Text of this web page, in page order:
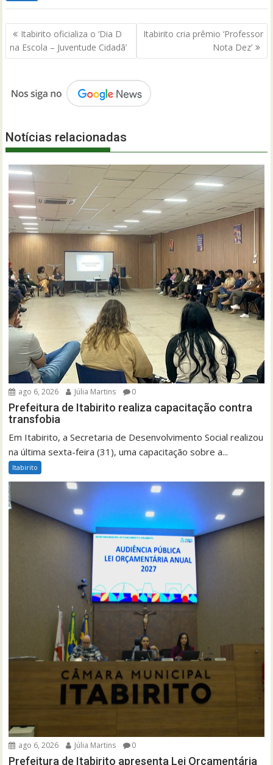
Navegação
de
Post
Itabirito oficializa o ‘Dia D
na Escola – Juventude Cidadã’
Itabirito cria prêmio ‘Professor
Nota Dez’
Notícias relacionadas
ago 6, 2026 Júlia Martins 0
Prefeitura de Itabirito realiza capacitação contra
transfobia
Em Itabirito, a Secretaria de Desenvolvimento Social realizou
na última sexta-feira (31), uma capacitação sobre a...
Itabirito
ago 6, 2026 Júlia Martins 0
Prefeitura de Itabirito apresenta Lei Orçamentária